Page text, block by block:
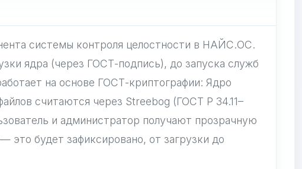
системы контроля целостности в НАЙС.ОС.
ядра (через ГОСТ-подпись), до запуска служб
на основе ГОСТ-криптографии: Ядро
считаются через Streebog (ГОСТ Р 34.11–
и администратор получают прозрачную
это будет зафиксировано, от загрузки до